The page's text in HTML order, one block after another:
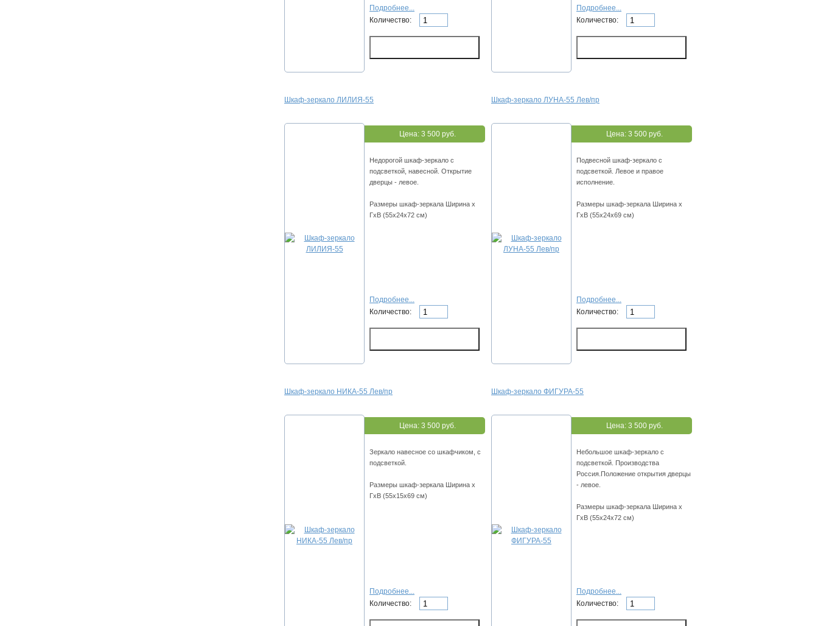
Подробнее...
Количество:
Подробнее...
Количество:
Шкаф-зеркало ЛИЛИЯ-55
Цена: 3 500 руб.
Недорогой шкаф-зеркало с
подсветкой, навесной. Открытие
дверцы - левое.
Размеры шкаф-зеркала Ширина х
ГхВ (55х24х72 см)
Подробнее...
Количество:
Шкаф-зеркало ЛУНА-55 Лев/пр
Цена: 3 500 руб.
Подвесной шкаф-зеркало с
подсветкой. Левое и правое
исполнение.
Размеры шкаф-зеркала Ширина х
ГхВ (55х24х69 см)
Подробнее...
Количество:
Шкаф-зеркало НИКА-55 Лев/пр
Цена: 3 500 руб.
Зеркало навесное со шкафчиком, с
подсветкой.
Размеры шкаф-зеркала Ширина х
ГхВ (55х15х69 см)
Подробнее...
Количество:
Шкаф-зеркало ФИГУРА-55
Цена: 3 500 руб.
Небольшое шкаф-зеркало с
подсветкой. Производства
Россия.Положение открытия дверцы
- левое.
Размеры шкаф-зеркала Ширина х
ГхВ (55х24х72 см)
Подробнее...
Количество: